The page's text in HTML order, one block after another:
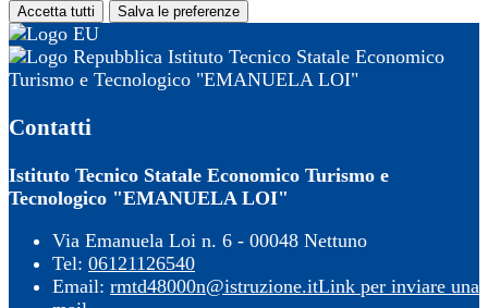
Accetta tutti Salva le preferenze
Istituto Tecnico Statale Economico
Turismo e Tecnologico "EMANUELA LOI"
Contatti
Istituto Tecnico Statale Economico Turismo e
Tecnologico "EMANUELA LOI"
Via Emanuela Loi n. 6 - 00048 Nettuno
Tel: 06121126540
Email: rmtd48000n@istruzione.itLink per inviare una